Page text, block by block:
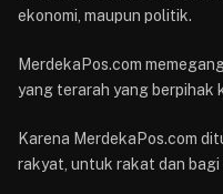
ekonomi, maupun politik.
MerdekaPos.com
yang terarah yang berpihak
Karena MerdekaPos.com
rakyat, untuk rakat dan bagi